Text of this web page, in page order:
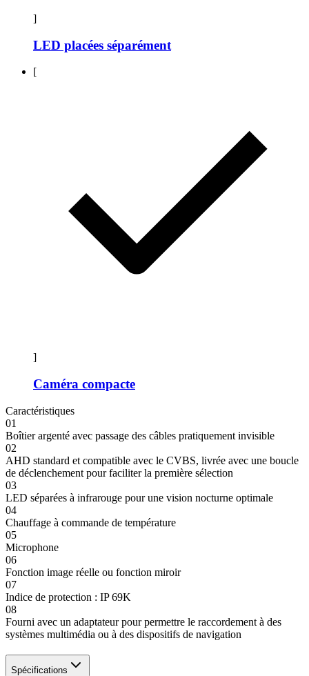
]
LED placées séparément
[
]
Caméra compacte
Caractéristiques
01
Boîtier argenté avec passage des câbles pratiquement invisible
02
AHD standard et compatible avec le CVBS, livrée avec une boucle
de déclenchement pour faciliter la première sélection
03
LED séparées à infrarouge pour une vision nocturne optimale
04
Chauffage à commande de température
05
Microphone
06
Fonction image réelle ou fonction miroir
07
Indice de protection : IP 69K
08
Fourni avec un adaptateur pour permettre le raccordement à des
systèmes multimédia ou à des dispositifs de navigation
Spécifications